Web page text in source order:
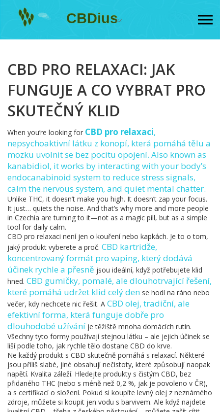
CBD PRO RELAXACI: JAK
FUNGUJE A CO VYBRAT PRO
SKUTEČNÝ KLID
When you’re looking for CBD pro relaxaci,
nepsychoaktivní látku z konopí, která pomáhá tělu a
mozku uvolnit se bez pocitu opojení. Also known as
kanabidiol, it works by interacting with your body’s
endocanabinoid system to reduce stress signals,
calm the nervous system, and quiet mental chatter.
Unlike THC, it doesn’t make you high. It doesn’t zap your focus.
It just… quiets the noise. And that’s why more and more people
in Czechia are turning to it—not as a magic pill, but as a simple
tool for daily calm.
CBD pro relaxaci není jen o kouření nebo kapkách. Je to o tom,
jaký produkt vyberete a proč. CBD kartridže,
koncentrovaný formát pro vaping, který dodává
účinek rychle a přesně jsou ideální, když potřebujete klid
hned. CBD gumičky, pomalé, ale dlouhotrvající řešení,
které pomáhá udržet klid celý den se hodí na ráno nebo
večer, kdy nechcete nic řešit. A CBD olej, tradiční, ale
efektivní forma, která funguje dobře pro
dlouhodobé užívání je těžiště mnoha domácích rutin.
Všechny tyto formy používají stejnou látku – ale jejich účinek se
liší podle toho, jak rychle tělo dostane CBD do krve.
Ne každý produkt s CBD skutečně pomáhá s relaxací. Některé
jsou příliš slabé, jiné obsahují nečistoty, které způsobují naopak
napětí. Kvalita záleží. Hledejte produkty s čistým CBD, bez
přidaného THC (nebo s méně než 0,2 %, jak je povoleno v ČR),
a s certifikací o složení. Pokud si koupíte levný olej z neznámého
zdroje, můžete si koupit jen vodu s barvivem. Ale když najdete